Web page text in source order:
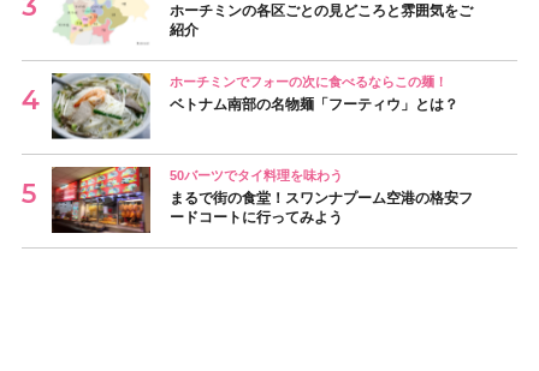
ホーチミンの各区ごとの見どころと雰囲気をご
紹介
ホーチミンでフォーの次に食べるならこの麺！
ベトナム南部の名物麺「フーティウ」とは？
50バーツでタイ料理を味わう
まるで街の食堂！スワンナプーム空港の格安フ
ードコートに行ってみよう